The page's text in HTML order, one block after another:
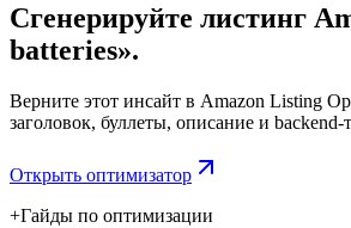
Сгенерируйте листинг
batteries».
Верните этот инсайт в Amazon Listing
заголовок, буллеты, описание и
Открыть оптимизатор
+Гайды по оптимизации